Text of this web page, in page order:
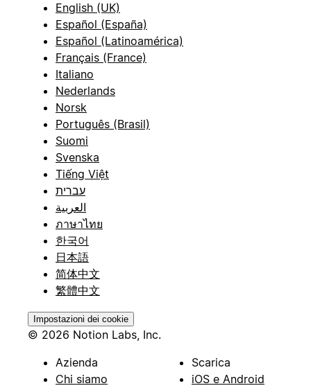
English (UK)
Español (España)
Español (Latinoamérica)
Français (France)
Italiano
Nederlands
Norsk
Português (Brasil)
Suomi
Svenska
Tiếng Việt
עברית
العربية
ภาษาไทย
한국어
日本語
简体中文
繁體中文
Impostazioni dei cookie
© 2026 Notion Labs, Inc.
Azienda
Chi siamo
Scarica
iOS e Android